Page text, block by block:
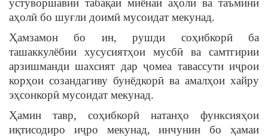
устуворшавии табақаи миёнаи аҳолӣ ва таъмини
аҳолӣ бо шуғли доимӣ мусоидат мекунад.
Ҳамзамон бо ин, рушди соҳибкорӣ ба
ташаккулёбии хусусиятҳои мусбӣ ва самтгирии
арзишманди шахсият дар ҷомеа тавассути иҷрои
корҳои созандагиву бунёдкорӣ ва амалҳои хайру
эҳсонкорӣ мусоидат мекунад.
Ҳамин тавр, соҳибкорӣ натанҳо функсияҳои
иқтисодиро иҷро мекунад, инчунин бо ҳамаи